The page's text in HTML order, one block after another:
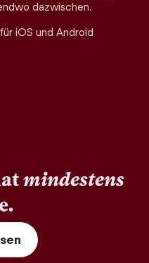
dazwischen.
iOS und Android
mindestens